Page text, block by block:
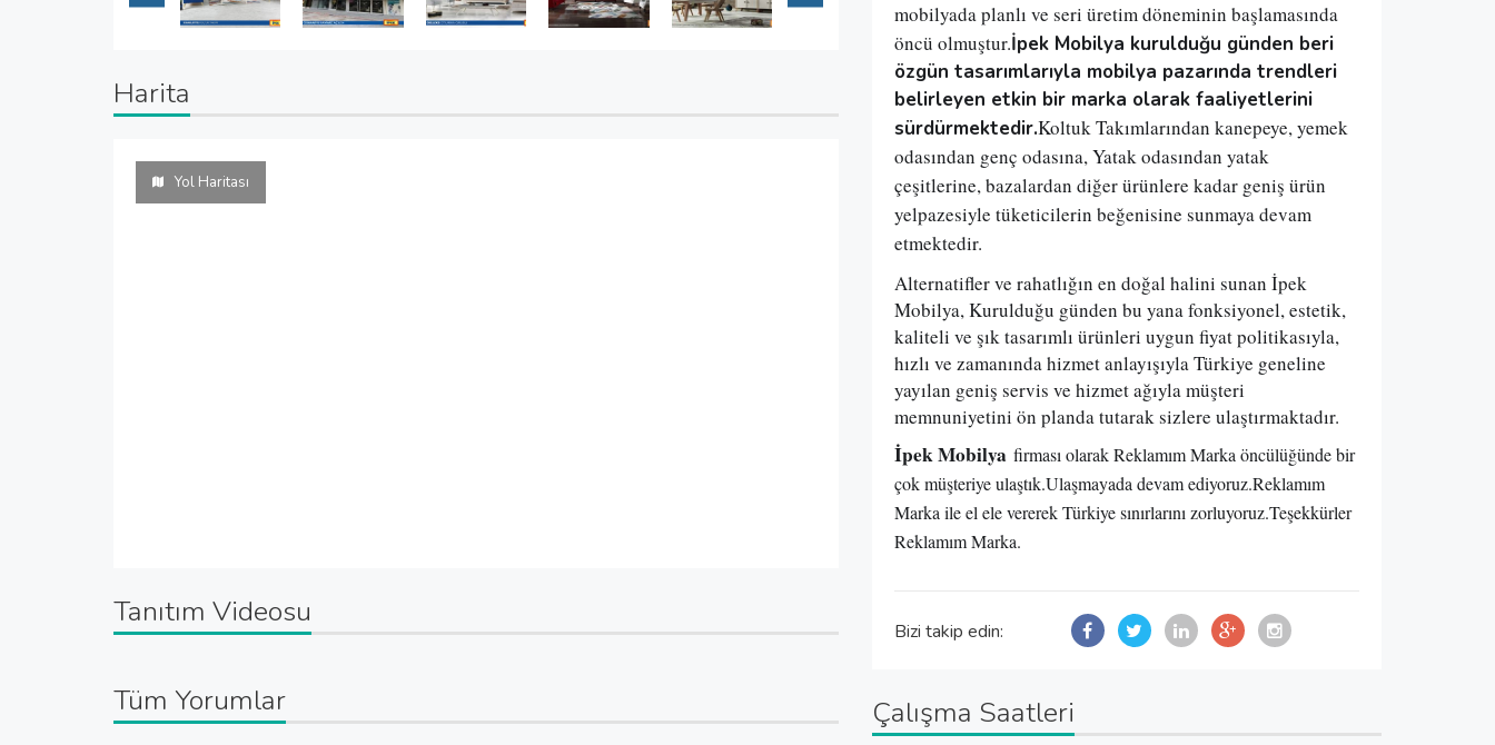
Harita
Yol Haritası
Tanıtım Videosu
Tüm Yorumlar
mobilyada planlı ve seri üretim döneminin başlamasında
öncü olmuştur.İpek Mobilya kurulduğu günden beri
özgün tasarımlarıyla mobilya pazarında trendleri
belirleyen etkin bir marka olarak faaliyetlerini
sürdürmektedir.Koltuk Takımlarından kanepeye, yemek
odasından genç odasına, Yatak odasından yatak
çeşitlerine, bazalardan diğer ürünlere kadar geniş ürün
yelpazesiyle tüketicilerin beğenisine sunmaya devam
etmektedir.
Alternatifler ve rahatlığın en doğal halini sunan İpek
Mobilya, Kurulduğu günden bu yana fonksiyonel, estetik,
kaliteli ve şık tasarımlı ürünleri uygun fiyat politikasıyla,
hızlı ve zamanında hizmet anlayışıyla Türkiye geneline
yayılan geniş servis ve hizmet ağıyla müşteri
memnuniyetini ön planda tutarak sizlere ulaştırmaktadır.
İpek Mobilyafirması olarak Reklamım Marka öncülüğünde bir
çok müşteriye ulaştık.Ulaşmayada devam ediyoruz.Reklamım
Marka ile el ele vererek Türkiye sınırlarını zorluyoruz.Teşekkürler
Reklamım Marka.
Bizi takip edin:
Çalışma Saatleri